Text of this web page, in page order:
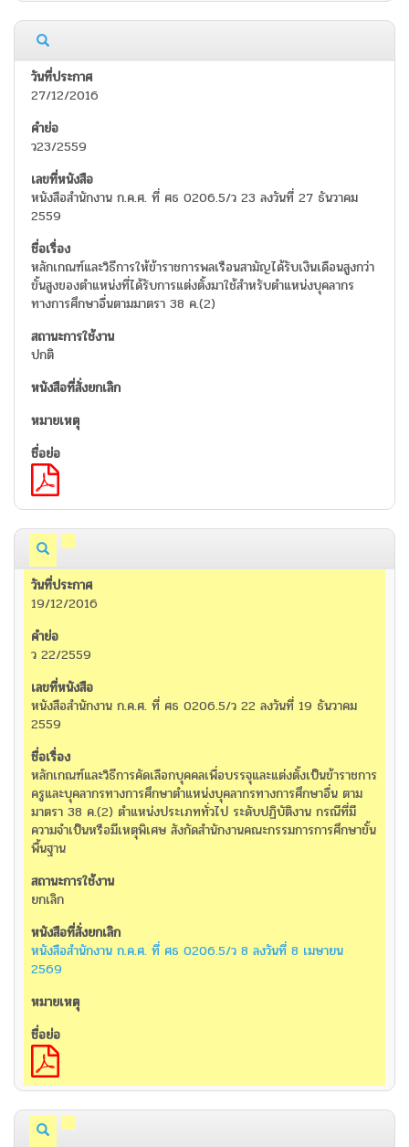
27/12/2016
ว23/2559
หนังสือสำนักงาน ก.ค.ศ. ที่ ศธ 0206.5/ว 23 ลงวันที่ 27 ธันวาคม
2559
หลักเกณฑ์และวิธีการให้ข้าราชการพลเรือนสามัญได้รับเงินเดือนสูงกว่า
ขั้นสูงของตำแหน่งที่ได้รับการแต่งตั้งมาใช้สำหรับตำแหน่งบุคลากร
ทางการศึกษาอื่นตามมาตรา 38 ค.(2)
ปกติ
19/12/2016
ว 22/2559
หนังสือสำนักงาน ก.ค.ศ. ที่ ศธ 0206.5/ว 22 ลงวันที่ 19 ธันวาคม
2559
หลักเกณฑ์และวิธีการคัดเลือกบุคคลเพื่อบรรจุและแต่งตั้งเป็นข้าราชการ
ครูและบุคลากรทางการศึกษาตำแหน่งบุคลากรทางการศึกษาอื่น ตาม
มาตรา 38 ค.(2) ตำแหน่งประเภททั่วไป ระดับปฏิบัติงาน กรณีที่มี
ความจำเป็นหรือมีเหตุพิเศษ สังกัดสำนักงานคณะกรรมการการศึกษาขั้น
พื้นฐาน
ยกเลิก
หนังสือสำนักงาน ก.ค.ศ. ที่ ศธ 0206.5/ว 8 ลงวันที่ 8 เมษายน
2569